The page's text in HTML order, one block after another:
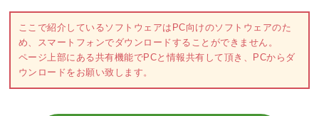
ここで紹介しているソフトウェアはPC向けのソフトウェアのた
め、スマートフォンでダウンロードすることができません。
ページ上部にある共有機能でPCと情報共有して頂き、PCからダ
ウンロードをお願い致します。